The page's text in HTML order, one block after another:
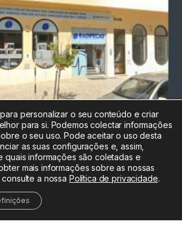
Chamada para a rede fixa
nacional
Electrónica:212
588 047
Informática:212
588 044
personalizar o seu conteúdo e criar
para si. Podemos colectar informações
o seu uso. Pode aceitar o uso desta
as suas configurações e, assim,
quais informações são coletadas e
mais informações sobre as nossas
a nossa Política de privacidade.